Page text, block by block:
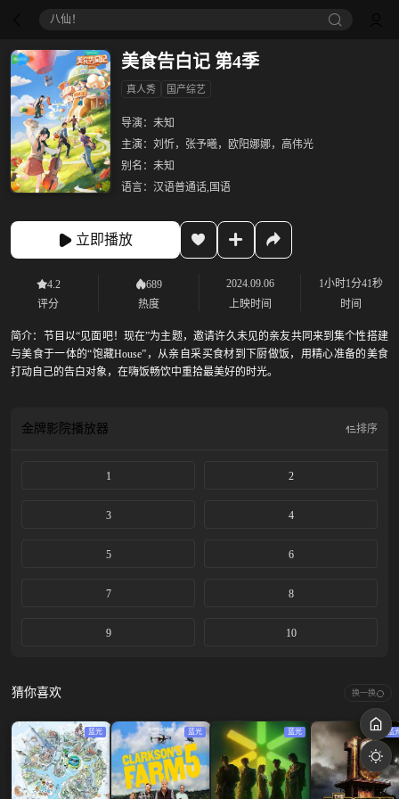
八仙！
美食告白记 第4季
真人秀 国产综艺
导演： 未知
主演： 刘忻，张予曦，欧阳娜娜，高伟光
别名： 未知
语言： 汉语普通话,国语
立即播放
4.2
评分
689
热度
2024.09.06
上映时间
1小时1分41秒
时间
简介：
节目以“见面吧！现在”为主题，邀请许久未见的亲友共同来到集个性搭建
与美食于一体的“饱藏House”，从亲自采买食材到下厨做饭，用精心准备的美食
打动自己的告白对象，在嗨饭畅饮中重拾最美好的时光。
金牌影院播放器 排序
1 2
3 4
5 6
7 8
9 10
猜你喜欢 换一换
蓝光 蓝光 蓝光 蓝